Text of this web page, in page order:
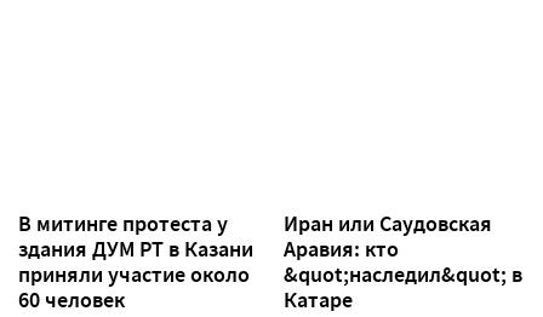
В митинге протеста у
здания ДУМ РТ в Казани
приняли участие около
60 человек
Иран или Саудовская
Аравия: кто
&quot;наследил&quot; в
Катаре